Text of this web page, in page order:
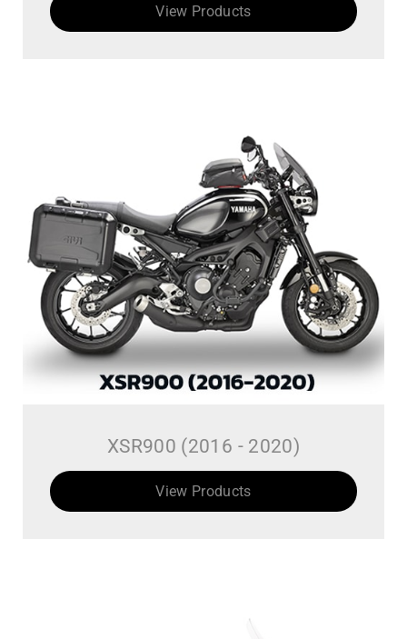
View Products
XSR900 (2016 - 2020)
View Products